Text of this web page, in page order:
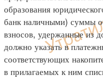
образования
банк наличными) суммы
взносов, удержанные из
должно указать в
соответствующих
в прилагаемых к ним